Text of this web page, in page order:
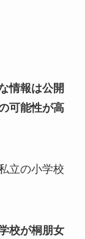
情報は公開
可能性が高
立の小学校
校が桐朋女